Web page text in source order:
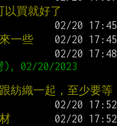
買就好了
一些
02/20/2023
紡織一起，至少要等